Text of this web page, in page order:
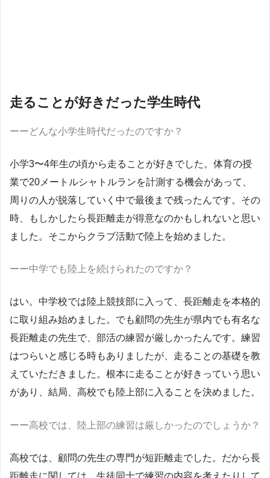
走ることが好きだった学生時代
ーーどんな小学生時代だったのですか？
小学3〜4年生の頃から走ることが好きでした。体育の授
業で20メートルシャトルランを計測する機会があって、
周りの人が脱落していく中で最後まで残ったんです。その
時、もしかしたら長距離走が得意なのかもしれないと思い
ました。そこからクラブ活動で陸上を始めました。
ーー中学でも陸上を続けられたのですか？
はい。中学校では陸上競技部に入って、長距離走を本格的
に取り組み始めました。でも顧問の先生が県内でも有名な
長距離走の先生で、部活の練習が厳しかったんです。練習
はつらいと感じる時もありましたが、走ることの基礎を教
えていただきました。根本に走ることが好きっていう思い
があり、結局、高校でも陸上部に入ることを決めました。
ーー高校では、陸上部の練習は厳しかったのでしょうか？
高校では、顧問の先生の専門が短距離走でした。だから長
距離走に関しては、生徒同士で練習の内容を考えたりして